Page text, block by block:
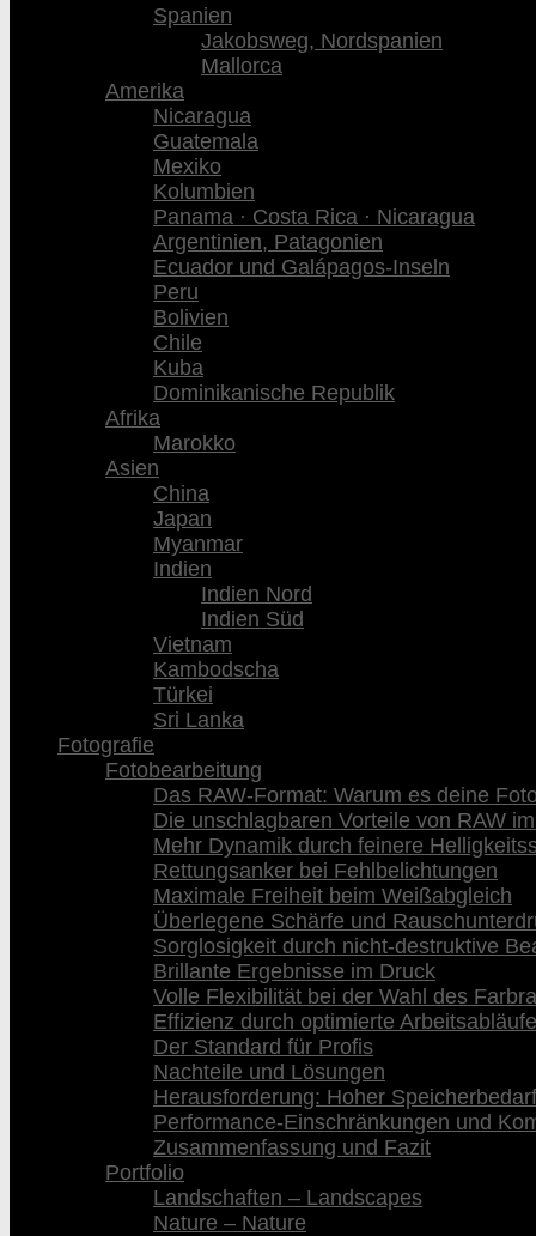
Spanien
Jakobsweg, Nordspanien
Mallorca
Amerika
Nicaragua
Guatemala
Mexiko
Kolumbien
Panama · Costa Rica · Nicaragua
Argentinien, Patagonien
Ecuador und Galápagos-Inseln
Peru
Bolivien
Chile
Kuba
Dominikanische Republik
Afrika
Marokko
Asien
China
Japan
Myanmar
Indien
Indien Nord
Indien Süd
Vietnam
Kambodscha
Türkei
Sri Lanka
Fotografie
Fotobearbeitung
Das RAW-Format: Warum es deine
Die unschlagbaren Vorteile von RAW
Mehr Dynamik durch feinere
Rettungsanker bei Fehlbelichtungen
Maximale Freiheit beim Weißabgleich
Überlegene Schärfe und
Sorglosigkeit durch nicht-destruktive
Brillante Ergebnisse im Druck
Volle Flexibilität bei der Wahl des
Effizienz durch optimierte Arbeitsabläufe
Der Standard für Profis
Nachteile und Lösungen
Herausforderung: Hoher Speicherbedarf
Performance-Einschränkungen und
Zusammenfassung und Fazit
Portfolio
Landschaften – Landscapes
Nature – Nature